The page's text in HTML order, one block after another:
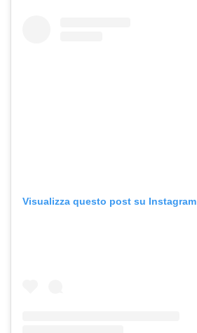
Visualizza questo post su Instagram